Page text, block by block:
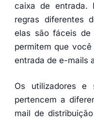
caixa de entrada.
regras diferentes
elas são fáceis de
permitem que
entrada de e-mails
Os utilizadores e
pertencem a
mail de